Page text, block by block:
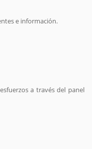
e información.
a través del panel